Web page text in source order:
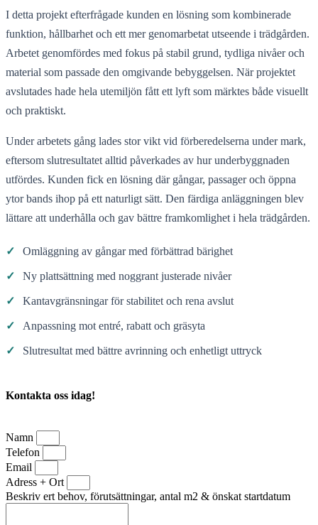
I detta projekt efterfrågade kunden en lösning som kombinerade
funktion, hållbarhet och ett mer genomarbetat utseende i trädgården.
Arbetet genomfördes med fokus på stabil grund, tydliga nivåer och
material som passade den omgivande bebyggelsen. När projektet
avslutades hade hela utemiljön fått ett lyft som märktes både visuellt
och praktiskt.
Under arbetets gång lades stor vikt vid förberedelserna under mark,
eftersom slutresultatet alltid påverkades av hur underbyggnaden
utfördes. Kunden fick en lösning där gångar, passager och öppna
ytor bands ihop på ett naturligt sätt. Den färdiga anläggningen blev
lättare att underhålla och gav bättre framkomlighet i hela trädgården.
✓ Omläggning av gångar med förbättrad bärighet
✓ Ny plattsättning med noggrant justerade nivåer
✓ Kantavgränsningar för stabilitet och rena avslut
✓ Anpassning mot entré, rabatt och gräsyta
✓ Slutresultat med bättre avrinning och enhetligt uttryck
Kontakta oss idag!
Namn
Telefon
Email
Adress + Ort
Beskriv ert behov, förutsättningar, antal m2 & önskat startdatum